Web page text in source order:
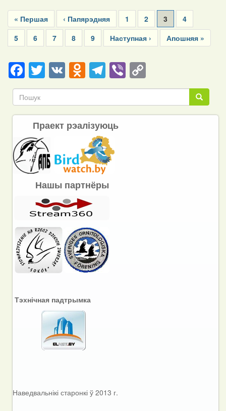
Pagination
First
page
« Першая
Previous
page
‹ Папярэдняя Page
1 Page
2
Current
page
3 Page
4
Page
5 Page
6 Page
7 Page
8 Page
9
Next
page
Наступная ›
Last
page
Апошняя »
Facebook
Twitter
VKOdnoklassniki
Telegram
ViberCopy
Link Пошук
Пошук
Праект рэалізуюць
Нашы партнёры
Тэхнічная падтрымка
Наведвальнікі старонкі ў 2013 г.